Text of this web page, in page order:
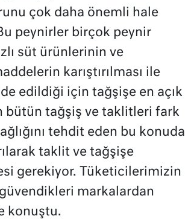
çok daha önemli hale
peynirler birçok peynir
süt ürünlerinin ve
karıştırılması ile
edildiği için tağşişe en açık
bütün tağşiş ve taklitleri fark
tehdit eden bu konuda
taklit ve tağşişe
gerekiyor. Tüketicilerimizin
markalardan
konuştu.